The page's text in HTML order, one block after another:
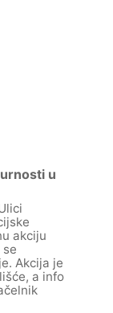
u
akciju
se
Akcija je
a info